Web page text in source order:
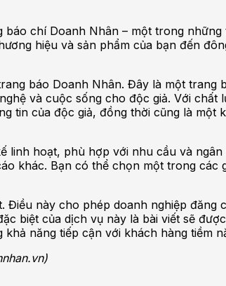
chí Doanh Nhân – một trong
hiệu và sản phẩm của bạn đến
báo Doanh Nhân. Đây là một trang
và cuộc sống cho độc giả. Với chất
tin của độc giả, đồng thời cũng là một
hoạt, phù hợp với nhu cầu và
khác. Bạn có thể chọn một trong
này cho phép doanh nghiệp đăng
biệt của dịch vụ này là bài viết sẽ
năng tiếp cận với khách hàng tiềm